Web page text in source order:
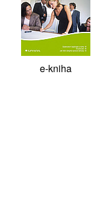
e-kniha